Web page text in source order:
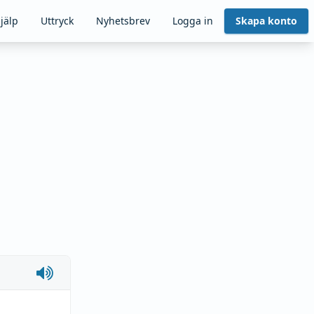
Uttryck Nyhetsbrev Logga in Skapa konto